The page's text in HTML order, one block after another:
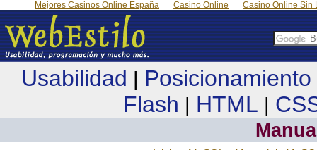
Mejores Casinos Online España Casino Online Casino Online Sin
Usabilidad | Posicionamiento
Flash | HTML |